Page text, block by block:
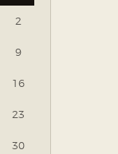
2
9
16
23
30